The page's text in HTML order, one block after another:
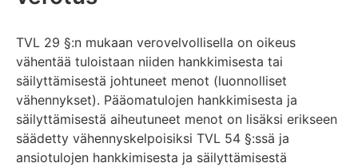
TVL 29 §:n mukaan verovelvollisella on oikeus
vähentää tuloistaan niiden hankkimisesta tai
säilyttämisestä johtuneet menot (luonnolliset
vähennykset). Pääomatulojen hankkimisesta ja
säilyttämisestä aiheutuneet menot on lisäksi erikseen
säädetty vähennyskelpoisiksi TVL 54 §:ssä ja
ansiotulojen hankkimisesta ja säilyttämisestä